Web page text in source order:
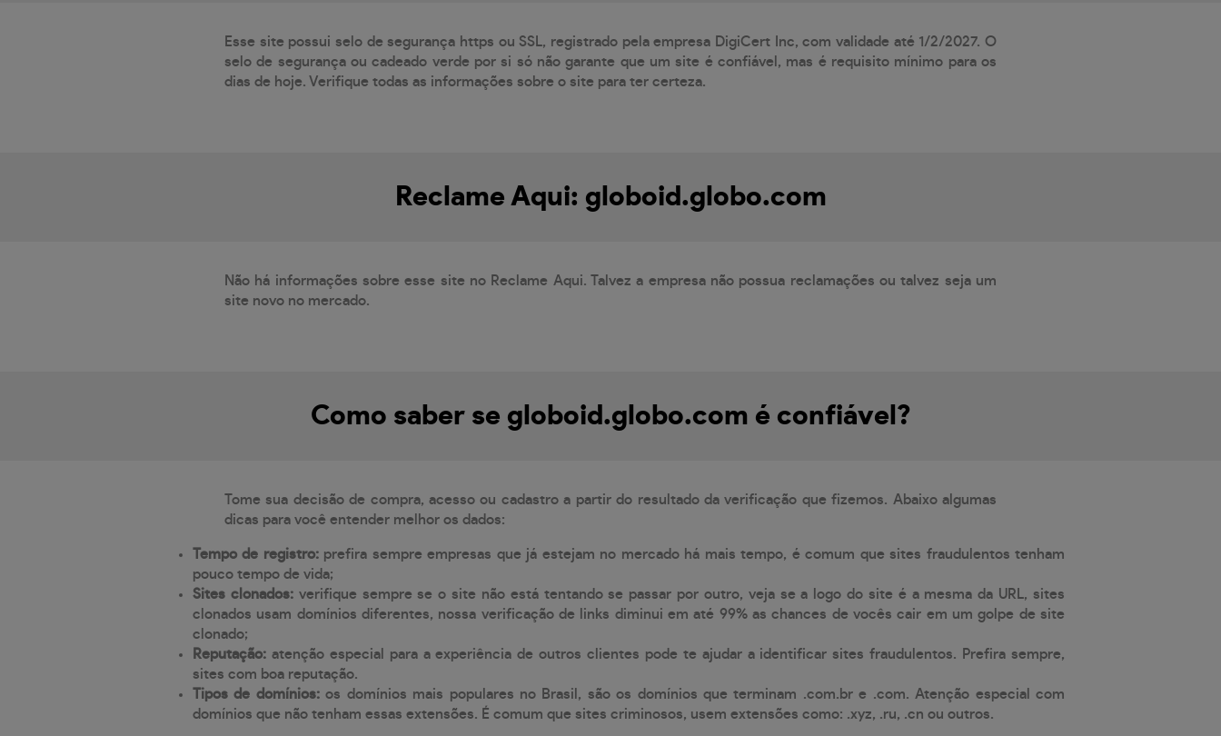
Esse site possui selo de segurança https ou SSL, registrado pela empresa DigiCert Inc, com validade até 1/2/2027. O
selo de segurança ou cadeado verde por si só não garante que um site é confiável, mas é requisito mínimo para os
dias de hoje. Verifique todas as informações sobre o site para ter certeza.
Reclame Aqui: globoid.globo.com
Não há informações sobre esse site no Reclame Aqui. Talvez a empresa não possua reclamações ou talvez seja um
site novo no mercado.
Como saber se globoid.globo.com é confiável?
Tome sua decisão de compra, acesso ou cadastro a partir do resultado da verificação que fizemos. Abaixo algumas
dicas para você entender melhor os dados:
Tempo de registro: prefira sempre empresas que já estejam no mercado há mais tempo, é comum que sites fraudulentos tenham
pouco tempo de vida;
Sites clonados: verifique sempre se o site não está tentando se passar por outro, veja se a logo do site é a mesma da URL, sites
clonados usam domínios diferentes, nossa verificação de links diminui em até 99% as chances de vocês cair em um golpe de site
clonado;
Reputação: atenção especial para a experiência de outros clientes pode te ajudar a identificar sites fraudulentos. Prefira sempre,
sites com boa reputação.
Tipos de domínios:os domínios mais populares no Brasil, são os domínios que terminam .com.br e .com. Atenção especial com
domínios que não tenham essas extensões. É comum que sites criminosos, usem extensões como: .xyz, .ru, .cn ou outros.